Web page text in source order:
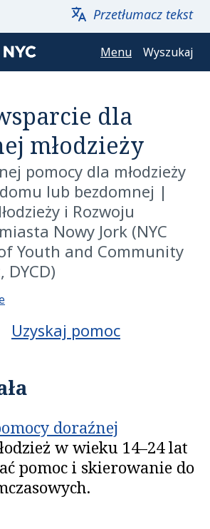
zawartościPrzetłumacz tekst
Menu Wyszukaj
dla
młodzieży
pomocy dla młodzieży
lub bezdomnej |
i Rozwoju
Nowy Jork (NYC
Youth and Community
DYCD)
Uzyskaj pomoc
doraźnej
w wieku 14–24 lat
pomoc i skierowanie do